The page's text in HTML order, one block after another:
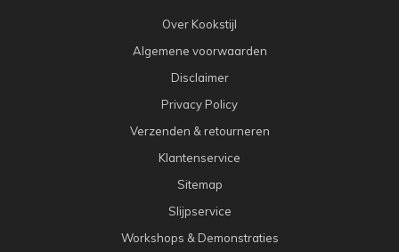
Over Kookstijl
Algemene voorwaarden
Disclaimer
Privacy Policy
Verzenden & retourneren
Klantenservice
Sitemap
Slijpservice
Workshops & Demonstraties